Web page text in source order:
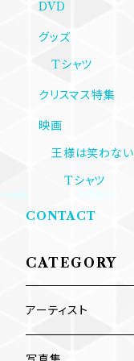
DVD
グッズ
Tシャツ
クリスマス特集
映画
王様は笑わない
Tシャツ
CONTACT
CATEGORY
アーティスト